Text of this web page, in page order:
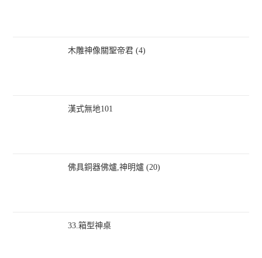
木雕神像關聖帝君 (4)
漢式無地101
佛具銅器佛爐,神明爐 (20)
33.箱型神桌